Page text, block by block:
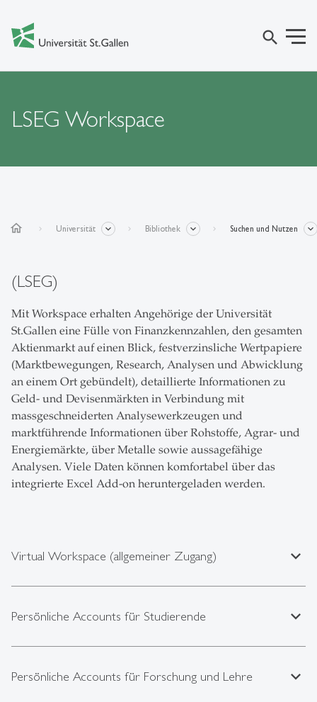
search
LSEG Workspace
home Universität Bibliothek Suchen und Nutzen
(LSEG)
Mit Workspace erhalten Angehörige der Universität
St.Gallen eine Fülle von Finanzkennzahlen, den gesamten
Aktienmarkt auf einen Blick, festverzinsliche Wertpapiere
(Marktbewegungen, Research, Analysen und Abwicklung
an einem Ort gebündelt), detaillierte Informationen zu
Geld- und Devisenmärkten in Verbindung mit
massgeschneiderten Analysewerkzeugen und
marktführende Informationen über Rohstoffe, Agrar- und
Energiemärkte, über Metalle sowie aussagefähige
Analysen. Viele Daten können komfortabel über das
integrierte Excel Add-on heruntergeladen werden.
Virtual Workspace (allgemeiner Zugang) expand_less
Persönliche Accounts für Studierende expand_less
Persönliche Accounts für Forschung und Lehre expand_less